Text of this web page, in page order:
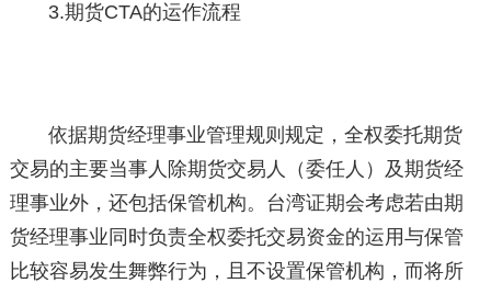
3.期货CTA的运作流程
依据期货经理事业管理规则规定，全权委托期货
交易的主要当事人除期货交易人（委任人）及期货经
理事业外，还包括保管机构。台湾证期会考虑若由期
货经理事业同时负责全权委托交易资金的运用与保管
比较容易发生舞弊行为，且不设置保管机构，而将所